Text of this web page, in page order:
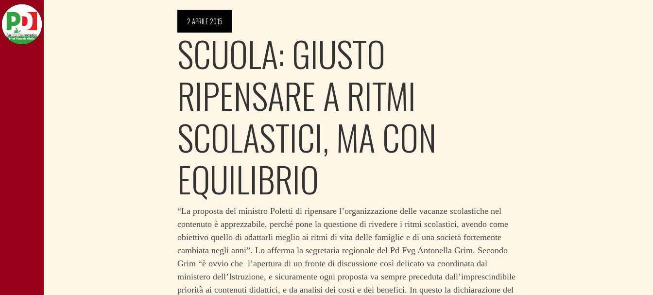
2 APRILE 2015
SCUOLA: GIUSTO
RIPENSARE A RITMI
SCOLASTICI, MA CON
EQUILIBRIO
“La proposta del ministro Poletti di ripensare l’organizzazione delle vacanze scolastiche nel
contenuto è apprezzabile, perché pone la questione di rivedere i ritmi scolastici, avendo come
obiettivo quello di adattarli meglio ai ritmi di vita delle famiglie e di una società fortemente
cambiata negli anni”. Lo afferma la segretaria regionale del Pd Fvg Antonella Grim. Secondo
Grim “è ovvio che l’apertura di un fronte di discussione così delicato va coordinata dal
ministero dell’Istruzione, e sicuramente ogni proposta va sempre preceduta dall’imprescindibile
priorità ai contenuti didattici, e da analisi dei costi e dei benefici. In questo la dichiarazione del